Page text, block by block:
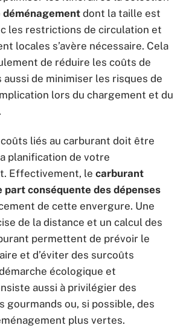
déménagement dont la taille est
les restrictions de circulation et
locales s’avère nécessaire. Cela
de réduire les coûts de
aussi de minimiser les risques de
lors du chargement et du
liés au carburant doit être
planification de votre
Effectivement, le carburant
part conséquente des dépenses
de cette envergure. Une
de la distance et un calcul des
permettent de prévoir le
et d’éviter des surcoûts
écologique et
aussi à privilégier des
gourmands ou, si possible, des
plus vertes.